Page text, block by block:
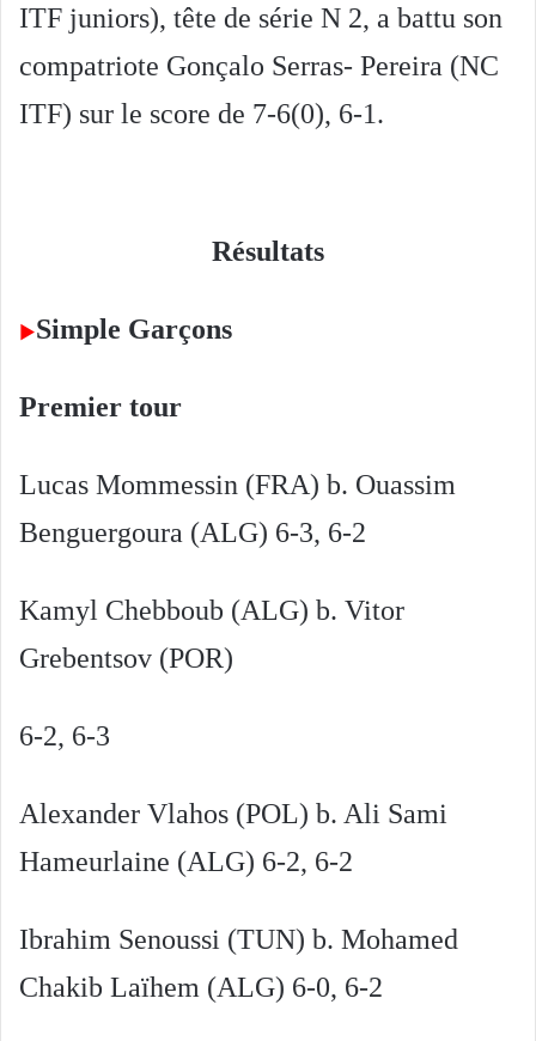
ITF juniors), tête de série N 2, a battu son
compatriote Gonçalo Serras- Pereira (NC
ITF) sur le score de 7-6(0), 6-1.
Résultats
►Simple Garçons
Premier tour
Lucas Mommessin (FRA) b. Ouassim
Benguergoura (ALG) 6-3, 6-2
Kamyl Chebboub (ALG) b. Vitor
Grebentsov (POR)
6-2, 6-3
Alexander Vlahos (POL) b. Ali Sami
Hameurlaine (ALG) 6-2, 6-2
Ibrahim Senoussi (TUN) b. Mohamed
Chakib Laïhem (ALG) 6-0, 6-2